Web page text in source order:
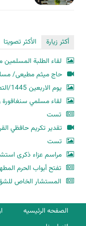
أكثر زيارة
الأكثر تصويتا
لقاء الطلبة
حاج میثم مطیعی/
یوم الاربعین 1445/التصویر فضل الله بیجنی
لقاء مسلمي سنغافورة
تست
تقدير تكريم حافظي
تست
مراسم عزاء ذكرى
تفتح أبواب الحرم
المستشار الخاص
الصفحه الرئیسیه